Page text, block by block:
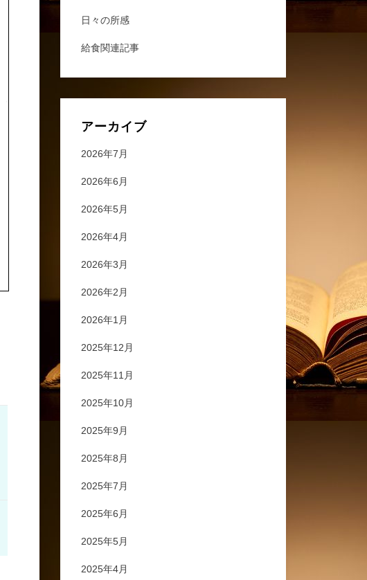
日々の所感
給食関連記事
アーカイブ
2026年7月
2026年6月
2026年5月
2026年4月
2026年3月
2026年2月
2026年1月
2025年12月
2025年11月
2025年10月
2025年9月
2025年8月
2025年7月
2025年6月
2025年5月
2025年4月